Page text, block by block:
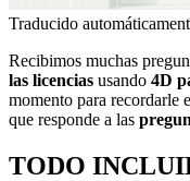
Traducido
Recibimos muchas
las licencias usando 4D
momento para recordarle
que responde a las
TODO